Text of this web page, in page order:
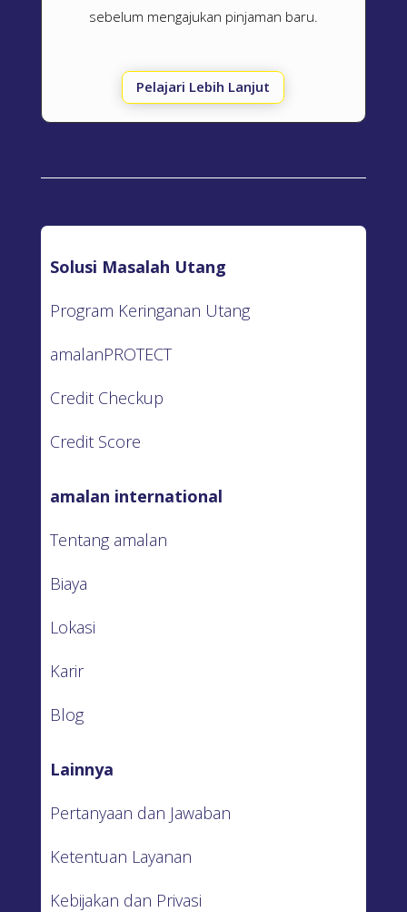
sebelum mengajukan pinjaman baru.
Pelajari Lebih Lanjut
Solusi Masalah Utang
Program Keringanan Utang
amalanPROTECT
Credit Checkup
Credit Score
amalan international
Tentang amalan
Biaya
Lokasi
Karir
Blog
Lainnya
Pertanyaan dan Jawaban
Ketentuan Layanan
Kebijakan dan Privasi